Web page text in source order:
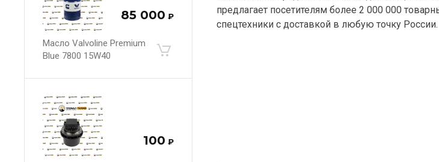
85 000 ₽
Масло Valvoline Premium
Blue 7800 15W40
100 ₽
предлагает посетителям более 2 000 000
спецтехники с доставкой в любую точку России.